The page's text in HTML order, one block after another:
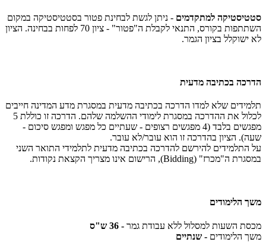
סטטיסטיקה למתקדמים - ניתן לגשת לבחינת פטור בסטטיסטיקה במקום
השתתפות בקורס, התנאי לקבלת ה"פטור" - ציון 70 לפחות בבחינה. הציון
לא ישוקלל בציון הגמר.
הדרכה בכתיבה מדעית
תלמידים שלא למדו הדרכה בכתיבה מדעית במסגרת מדע המדינה חייבים
לכלול את ההדרכה במסגרת לימודי ההשלמה שלהם. הדרכה זו כוללת 5
מפגשים בלבד (4 מפגשים רצופים - שעתיים כל מפגש ומפגש סיכום -
שעה). הציון בהדרכה זו הוא עובר/לא עובר.
על התלמידים להירשם להדרכה בכתיבה מדעית לתלמידי התואר השני
במסגרת ה"מכרז" (Bidding), הרישום אינו מצריך הקצאת נקודות.
משך הלימודים
מכסת השעות למסלול ללא עבודת גמר - 36 ש"ס
משך הלימודים - שנתיים